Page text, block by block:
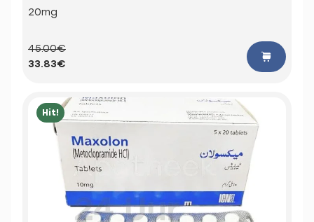
20mg
45.00€
33.83€
Hit!